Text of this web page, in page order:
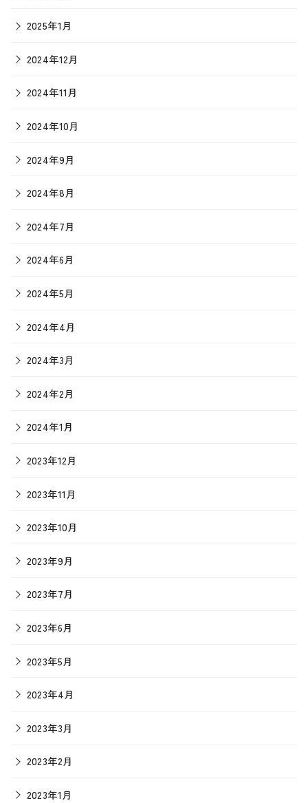
2025年1月
2024年12月
2024年11月
2024年10月
2024年9月
2024年8月
2024年7月
2024年6月
2024年5月
2024年4月
2024年3月
2024年2月
2024年1月
2023年12月
2023年11月
2023年10月
2023年9月
2023年7月
2023年6月
2023年5月
2023年4月
2023年3月
2023年2月
2023年1月